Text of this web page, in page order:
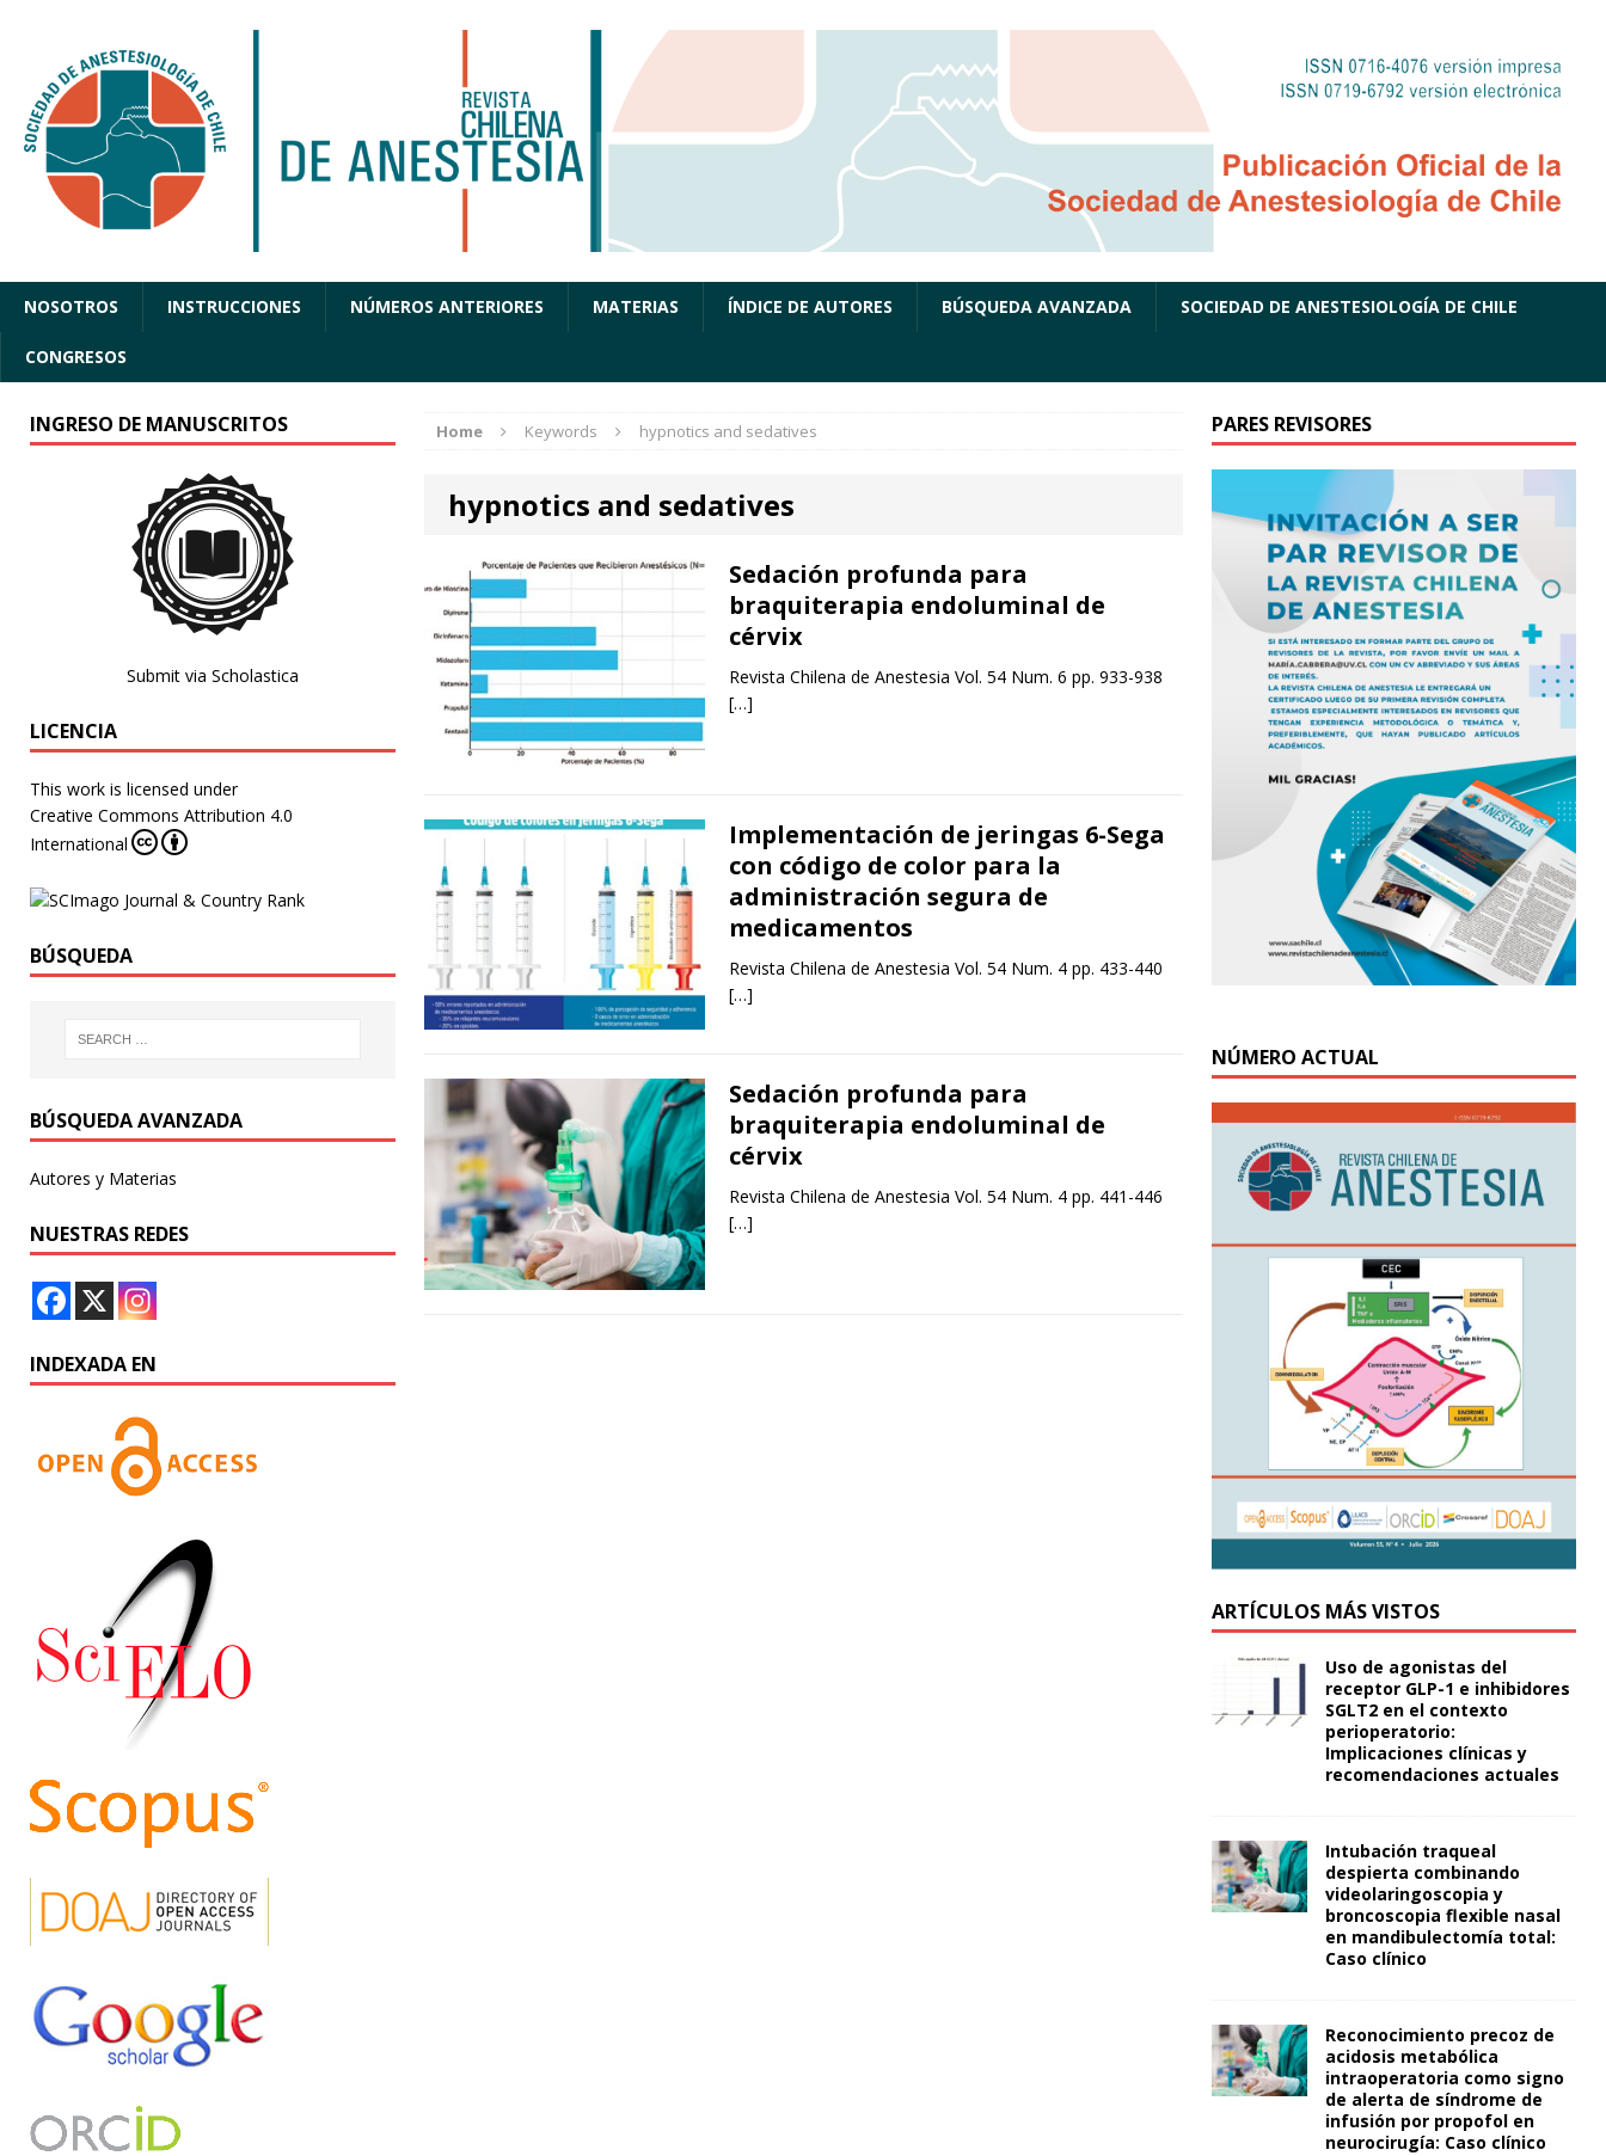
NOSOTROS INSTRUCCIONES NÚMEROS ANTERIORES MATERIAS ÍNDICE DE AUTORES BÚSQUEDA AVANZADA SOCIEDAD DE ANESTESIOLOGÍA DE CHILE
CONGRESOS
Home Keywords hypnotics and sedatives
hypnotics and sedatives
Sedación profunda para
braquiterapia endoluminal de
cérvix
Revista Chilena de Anestesia Vol. 54 Num. 6 pp. 933-938
[…]
Implementación de jeringas 6-Sega
con código de color para la
administración segura de
medicamentos
Revista Chilena de Anestesia Vol. 54 Num. 4 pp. 433-440
[…]
Sedación profunda para
braquiterapia endoluminal de
cérvix
Revista Chilena de Anestesia Vol. 54 Num. 4 pp. 441-446
[…]
INGRESO DE MANUSCRITOS
Submit via Scholastica
LICENCIA
This work is licensed under
Creative Commons Attribution 4.0
International
BÚSQUEDA
BÚSQUEDA AVANZADA
Autores y Materias
NUESTRAS REDES
INDEXADA EN
PARES REVISORES
NÚMERO ACTUAL
ARTÍCULOS MÁS VISTOS
Uso de agonistas del
receptor GLP-1 e inhibidores
SGLT2 en el contexto
perioperatorio:
Implicaciones clínicas y
recomendaciones actuales
Intubación traqueal
despierta combinando
videolaringoscopia y
broncoscopia flexible nasal
en mandibulectomía total:
Caso clínico
Reconocimiento precoz de
acidosis metabólica
intraoperatoria como signo
de alerta de síndrome de
infusión por propofol en
neurocirugía: Caso clínico